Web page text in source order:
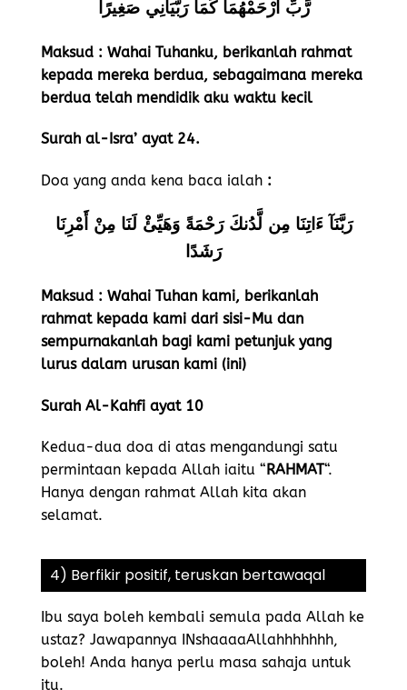
رَّبِّ ارْحَمْهُمَا كَمَا رَبَّيَانِي صَغِيرًا
Maksud : Wahai Tuhanku, berikanlah rahmat
kepada mereka berdua, sebagaimana mereka
berdua telah mendidik aku waktu kecil
Surah al-Isra’ ayat 24.
Doa yang anda kena baca ialah :
رَبَّنَآ ءَاتِنَا مِن لَّدُنكَ رَحْمَةً وَهَيِّئْ لَنَا مِنْ أَمْرِنَا
رَشَدًا
Maksud : Wahai Tuhan kami, berikanlah
rahmat kepada kami dari sisi-Mu dan
sempurnakanlah bagi kami petunjuk yang
lurus dalam urusan kami (ini)
Surah Al-Kahfi ayat 10
Kedua-dua doa di atas mengandungi satu
permintaan kepada Allah iaitu “ RAHMAT“.
Hanya dengan rahmat Allah kita akan
selamat.
4) Berfikir positif, teruskan bertawaqal
Ibu saya boleh kembali semula pada Allah ke
ustaz? Jawapannya INshaaaaAllahhhhhhh,
boleh! Anda hanya perlu masa sahaja untuk
itu.